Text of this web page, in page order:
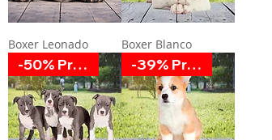
Boxer Leonado Boxer Blanco
-50% Promoción -39% Promoción